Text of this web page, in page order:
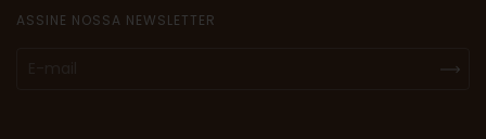
ASSINE NOSSA NEWSLETTER